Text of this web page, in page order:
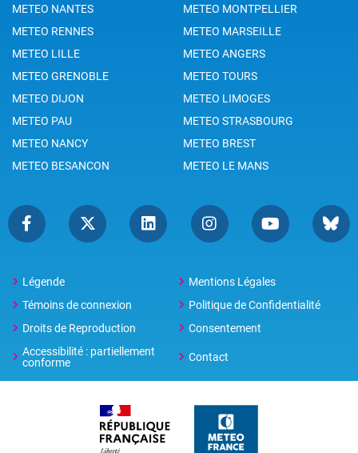
METEO NANTES
METEO MONTPELLIER
METEO RENNES
METEO MARSEILLE
METEO LILLE
METEO ANGERS
METEO GRENOBLE
METEO TOURS
METEO DIJON
METEO LIMOGES
METEO PAU
METEO STRASBOURG
METEO NANCY
METEO BREST
METEO BESANCON
METEO LE MANS
Légende
Mentions Légales
Témoins de connexion
Politique de Confidentialité
Droits de Reproduction
Consentement
Accessibilité : partiellement
conforme
Contact